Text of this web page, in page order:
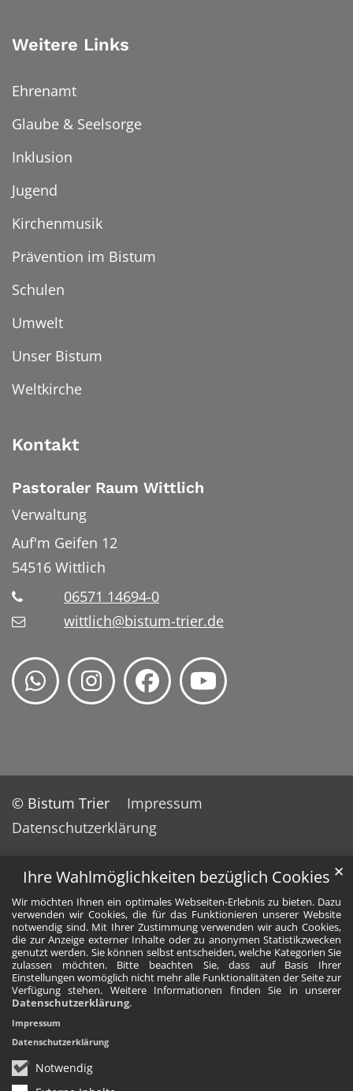
Ihre Wahlmöglichkeiten bezüglich Cookies
Wir möchten Ihnen ein optimales Webseiten-Erlebnis zu bieten. Dazu
verwenden wir Cookies, die für das Funktionieren unserer Website
notwendig sind. Mit Ihrer Zustimmung verwenden wir auch Cookies,
die zur Anzeige externer Inhalte oder zu anonymen Statistikzwecken
genutzt werden. Sie können selbst entscheiden, welche Kategorien Sie
zulassen möchten. Bitte beachten Sie, dass auf Basis Ihrer
Einstellungen womöglich nicht mehr alle Funktionalitäten der Seite zur
Verfügung stehen. Weitere Informationen finden Sie in unserer
Datenschutzerklärung.
Notwendig
✕
Impressum
Datenschutzerklärung
Weitere Links
Ehrenamt
Glaube & Seelsorge
Inklusion
Jugend
Kirchenmusik
Prävention im Bistum
Schulen
Umwelt
Unser Bistum
Weltkirche
Kontakt
Pastoraler Raum Wittlich
Verwaltung
Auf'm Geifen 12
54516 Wittlich
06571 14694-0
wittlich@bistum-trier.de
© Bistum Trier
Impressum
Datenschutzerklärung